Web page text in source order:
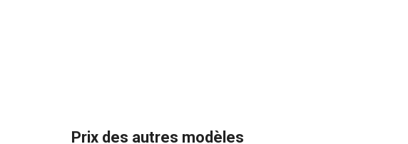
Prix des autres modèles